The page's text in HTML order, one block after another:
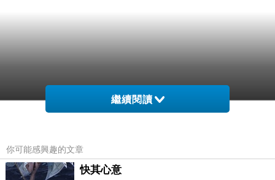
繼續閱讀
你可能感興趣的文章
快其心意